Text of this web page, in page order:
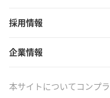
採用情報
企業情報
本サイトについてコンプ